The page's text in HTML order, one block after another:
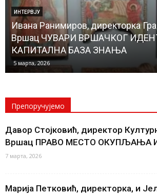
ИНТЕРВЈУ
Ивана Ранимиров, директорка
Вршац ЧУВАРИ ВРШАЧКОГ
КАПИТАЛНА БАЗА ЗНАЊА
5 марта, 2026
Препоручујемо
Давор Стојковић, директор
Вршац ПРАВО МЕСТО ОКУПЉАЊА
7 марта, 2026
Марија Петковић, директорка, и